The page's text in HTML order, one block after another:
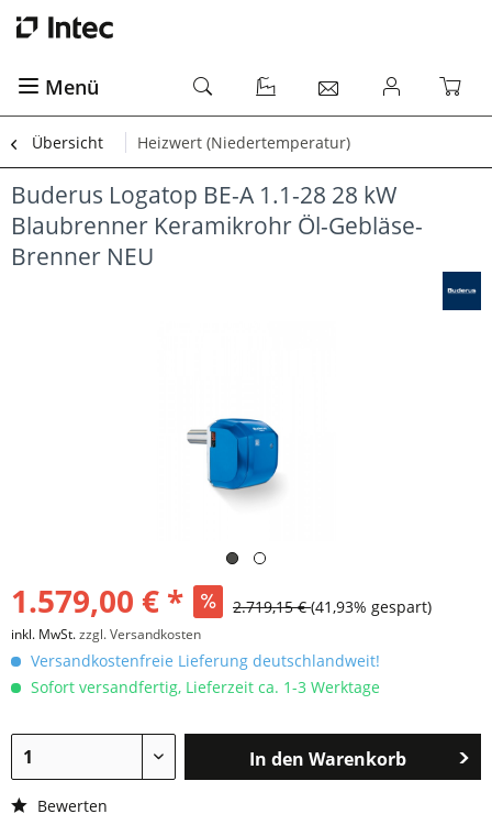
Menü
Übersicht Heizwert (Niedertemperatur)
Buderus Logatop BE-A 1.1-28 28 kW
Blaubrenner Keramikrohr Öl-Gebläse-
Brenner NEU
1.579,00 € * 2.719,15 €(41,93% gespart)
inkl. MwSt.zzgl. Versandkosten
Versandkostenfreie Lieferung deutschlandweit!
Sofort versandfertig, Lieferzeit ca. 1-3 Werktage
In den Warenkorb
Bewerten